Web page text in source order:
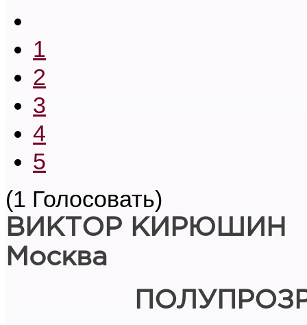
1
2
3
4
5
(1 Голосовать)
ВИКТОР КИРЮШИН
Москва